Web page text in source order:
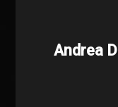
Andrea